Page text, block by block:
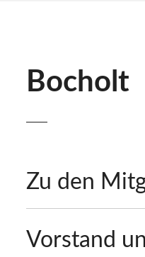
Bocholt
Zu den
Vorstand